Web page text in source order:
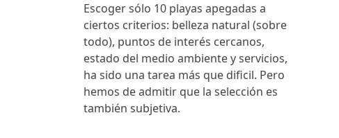
Escoger sólo 10 playas apegadas a
ciertos criterios: belleza natural (sobre
todo), puntos de interés cercanos,
estado del medio ambiente y servicios,
ha sido una tarea más que dificil. Pero
hemos de admitir que la selección es
también subjetiva.